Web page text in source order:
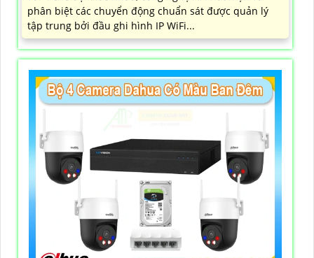
phân biệt các chuyển động chuẩn sát được quản lý
tập trung bởi đầu ghi hình IP WiFi...